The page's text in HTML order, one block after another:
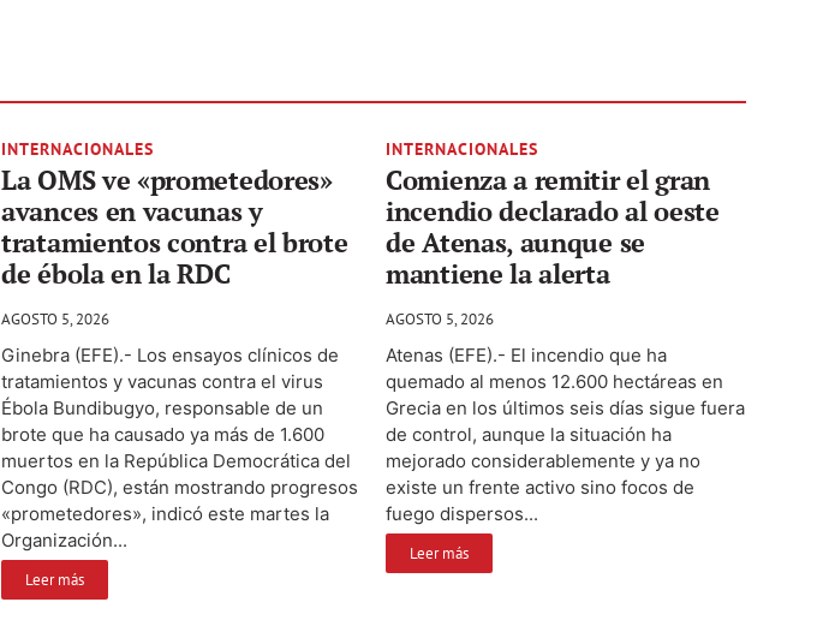
INTERNACIONALES
La OMS ve «prometedores»
avances en vacunas y
tratamientos contra el brote
de ébola en la RDC
AGOSTO 5, 2026
Ginebra (EFE).- Los ensayos clínicos de
tratamientos y vacunas contra el virus
Ébola Bundibugyo, responsable de un
brote que ha causado ya más de 1.600
muertos en la República Democrática del
Congo (RDC), están mostrando progresos
«prometedores», indicó este martes la
Organización...
Leer más
INTERNACIONALES
Comienza a remitir el gran
incendio declarado al oeste
de Atenas, aunque se
mantiene la alerta
AGOSTO 5, 2026
Atenas (EFE).- El incendio que ha
quemado al menos 12.600 hectáreas en
Grecia en los últimos seis días sigue fuera
de control, aunque la situación ha
mejorado considerablemente y ya no
existe un frente activo sino focos de
fuego dispersos...
Leer más